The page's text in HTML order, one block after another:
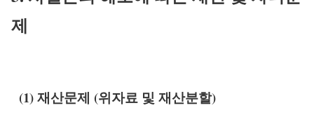
제
(1) 재산문제 (위자료 및 재산분할)